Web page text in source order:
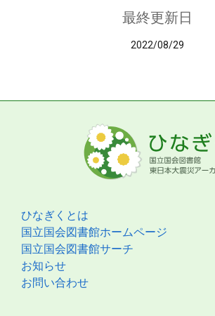
最終更新日
2022/08/29
ひなぎくとは
国立国会図書館ホームページ
国立国会図書館サーチ
お知らせ
お問い合わせ